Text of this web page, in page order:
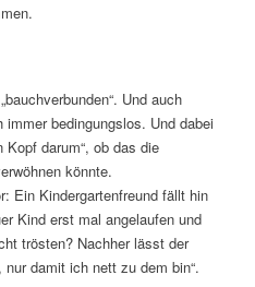
Und auch
bedingungslos. Und dabei
darum“, ob das die
könnte.
Ein Kindergartenfreund fällt hin
Kind erst mal angelaufen und
trösten? Nachher lässt der
damit ich nett zu dem bin“.